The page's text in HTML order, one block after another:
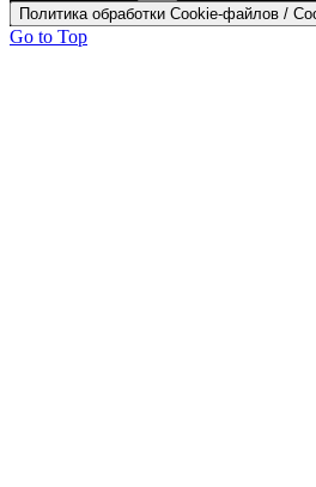
Политика обработки Cookie-файлов /
Go to Top